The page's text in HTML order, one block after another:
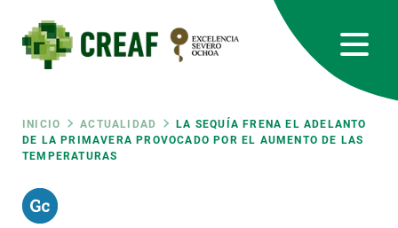
contenido
principal
Ruta
de
INICIO ACTUALIDAD
LA SEQUÍA FRENA EL ADELANTO
DE LA PRIMAVERA PROVOCADO POR EL AUMENTO DE LAS
TEMPERATURAS
RRSS
Featured